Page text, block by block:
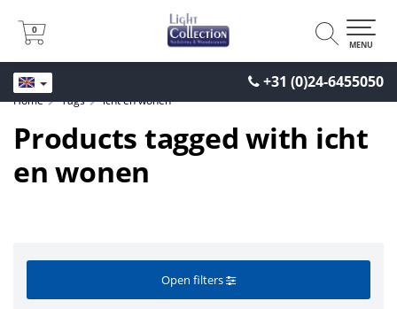
+31 (0)24-6455050
0
0
MENU
Home Tags icht en wonen
Products tagged with icht
en wonen
Open filters